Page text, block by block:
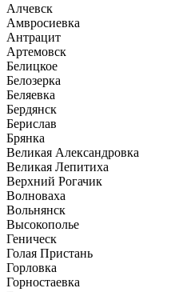
Алчевск
Амвросиевка
Антрацит
Артемовск
Белицкое
Белозерка
Беляевка
Бердянск
Берислав
Брянка
Великая Александровка
Великая Лепитиха
Верхний Рогачик
Волноваха
Вольнянск
Высокополье
Геническ
Голая Пристань
Горловка
Горностаевка